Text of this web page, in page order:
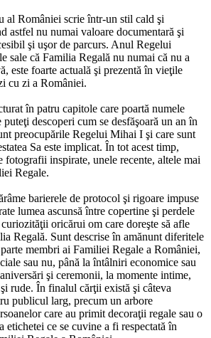
al României scrie într-un stil cald şi
astfel nu numai valoare documentară şi
şi uşor de parcurs. Anul Regelui
sale că Familia Regală nu numai că nu a
este foarte actuală şi prezentă în vieţile
cu zi a României.
în patru capitole care poartă numele
descoperi cum se desfăşoară un an în
preocupările Regelui Mihai I şi care sunt
Sa este implicat. În tot acest timp,
fotografii inspirate, unele recente, altele mai
Regale.
barierele de protocol şi rigoare impuse
lumea ascunsă între copertine şi perdele
oricărui om care doreşte să afle
Regală. Sunt descrise în amănunt diferitele
membri ai Familiei Regale a României,
sau nu, până la întâlniri economice sau
şi ceremonii, la momente intime,
rude. În finalul cărţii există şi câteva
publicul larg, precum un arbore
care au primit decoraţii regale sau o
etichetei ce se cuvine a fi respectată în